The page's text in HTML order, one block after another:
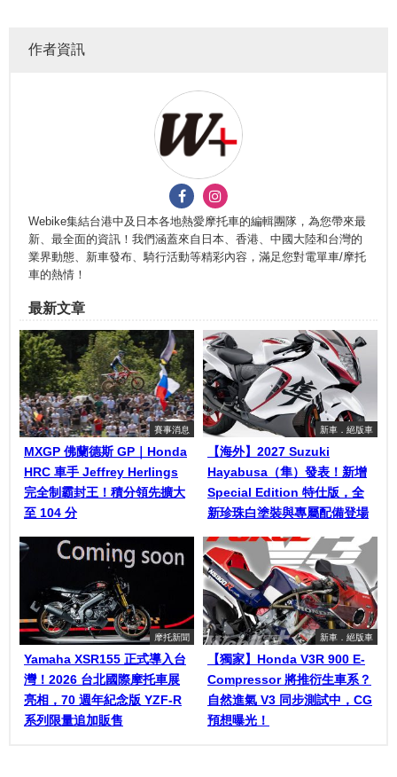
作者資訊
Webike集結台港中及日本各地熱愛摩托車的編輯團隊，為您帶來最
新、最全面的資訊！我們涵蓋來自日本、香港、中國大陸和台灣的
業界動態、新車發布、騎行活動等精彩內容，滿足您對電單車/摩托
車的熱情！
最新文章
賽事消息
MXGP 佛蘭德斯 GP｜Honda
HRC 車手 Jeffrey Herlings
完全制霸封王！積分領先擴大
至 104 分
新車．絕版車
【海外】2027 Suzuki
Hayabusa（隼）發表！新增
Special Edition 特仕版，全
新珍珠白塗裝與專屬配備登場
摩托新聞
Yamaha XSR155 正式導入台
灣！2026 台北國際摩托車展
亮相，70 週年紀念版 YZF-R
系列限量追加販售
新車．絕版車
【獨家】Honda V3R 900 E-
Compressor 將推衍生車系？
自然進氣 V3 同步測試中，CG
預想曝光！